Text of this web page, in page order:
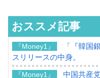
おススメ記事
『Money1』
「『韓国
スリリースの中身。
『Money1』
中国共産